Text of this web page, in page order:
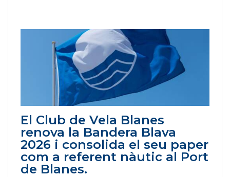
El Club de Vela Blanes
renova la Bandera Blava
2026 i consolida el seu paper
com a referent nàutic al Port
de Blanes.